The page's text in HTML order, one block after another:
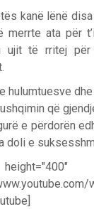
kanë lënë
merrte ata për
të rritej për
hulumtuesve
që
e përdorën
doli e